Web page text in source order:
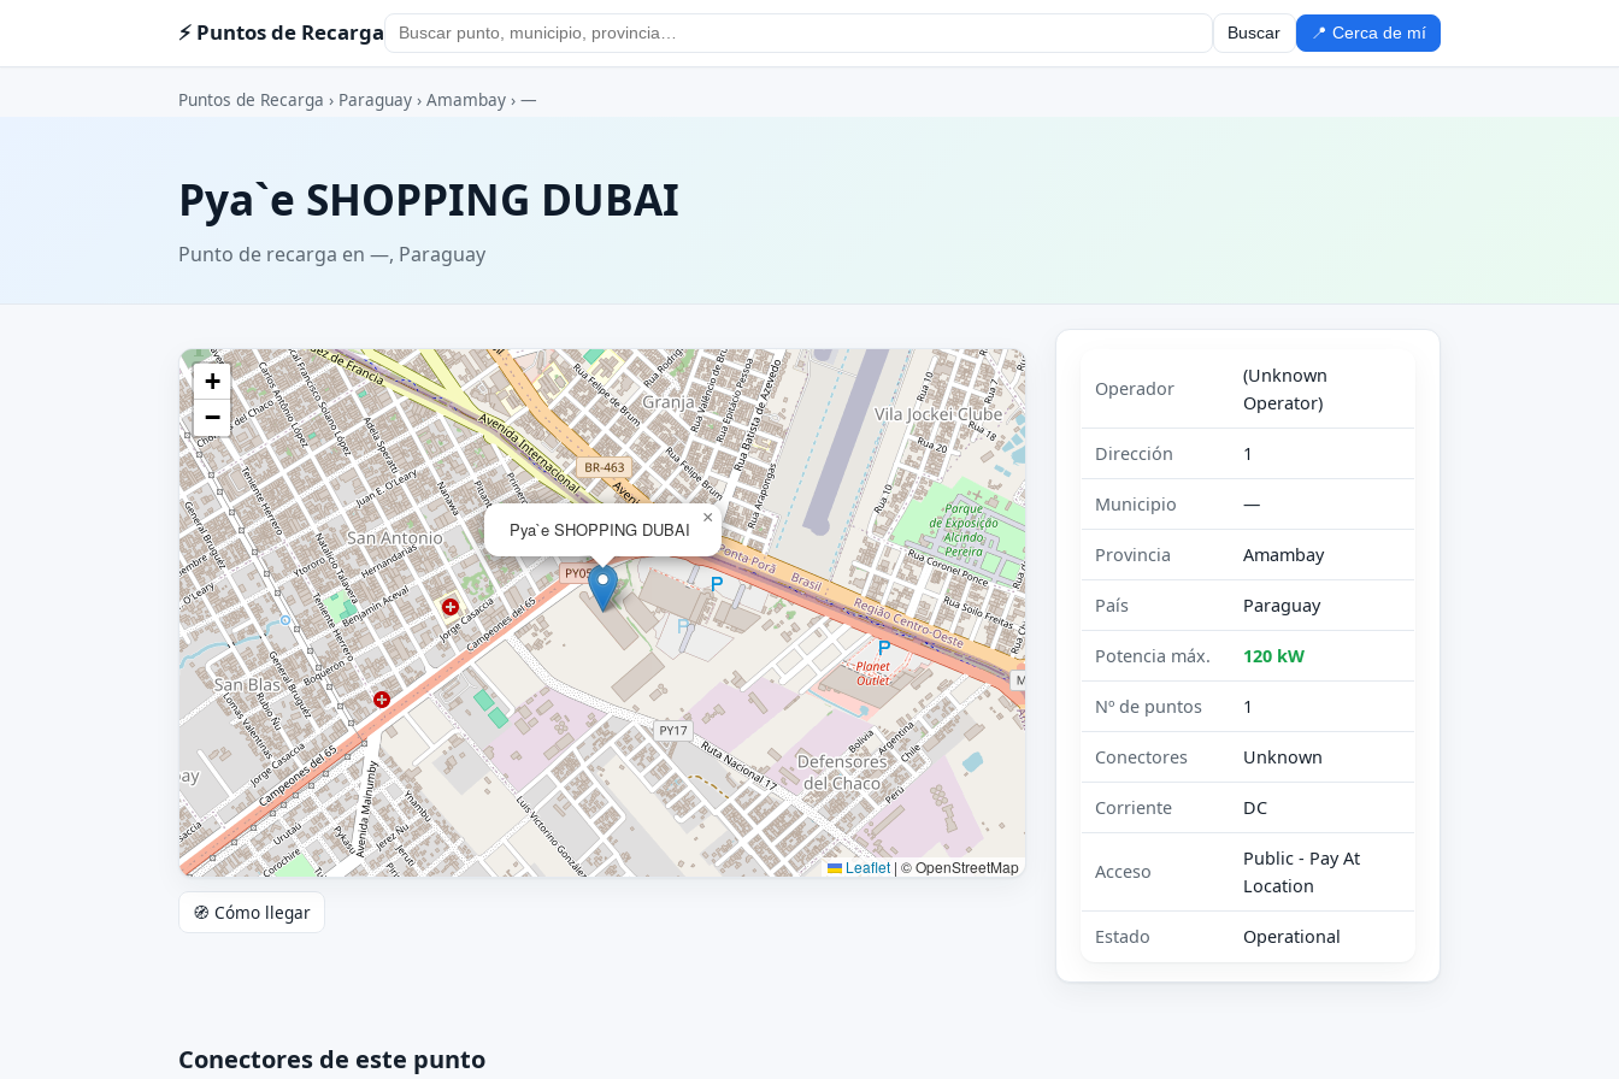
⚡ Puntos de Recarga Buscar 📍 Cerca de mí
Puntos de Recarga › Paraguay › Amambay › —
Pya`e SHOPPING DUBAI
Punto de recarga en —, Paraguay
Pya`e SHOPPING DUBAI
×
+
−
Leaflet | © OpenStreetMap
🧭 Cómo llegar
Operador
(Unknown
Operator)
Dirección 1
Municipio —
Provincia Amambay
País Paraguay
Potencia máx. 120 kW
Nº de puntos 1
Conectores Unknown
Corriente DC
Acceso
Public - Pay At
Location
Estado Operational
Conectores de este punto